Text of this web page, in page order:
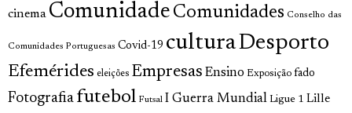
cinema Comunidade Comunidades Conselho das
Comunidades Portuguesas Covid-19 culturaDesporto
Efemérides eleições Empresas Ensino Exposição fado
Fotografia futebol Futsal I Guerra Mundial Ligue 1 Lille